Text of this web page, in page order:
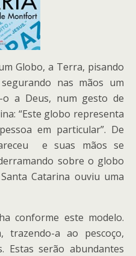
Globo, a Terra, pisando
nas mãos um
o a Deus, num gesto de
“Este globo representa
em particular”. De
e suas mãos se
sobre o globo
Catarina ouviu uma
conforme este modelo.
a ao pescoço,
Estas serão abundantes